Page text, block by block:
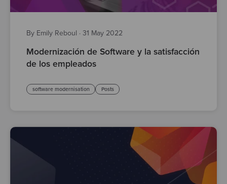
By Emily Reboul · 31 May 2022
Modernización de Software y la satisfacción
de los empleados
software modernisation Posts